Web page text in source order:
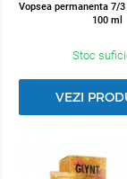
Vopsea permanenta 7/3
100 ml
Stoc
VEZI